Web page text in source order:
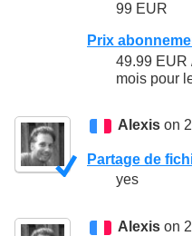
99 EUR
Prix
49.99 EUR
mois pour
Alexis on
Partage de
yes
Alexis on